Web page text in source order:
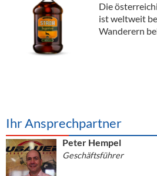
Die
ist weltweit
Wanderern
Ihr Ansprechpartner
Peter Hempel
Geschäftsführer